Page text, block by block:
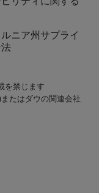
ニア州サプライ
を禁じます
たはダウの関連会社